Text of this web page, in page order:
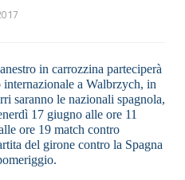
in carrozzina parteciperà
internazionale a Walbrzych, in
saranno le nazionali spagnola,
17 giugno alle ore 11
ore 19 match contro
del girone contro la Spagna